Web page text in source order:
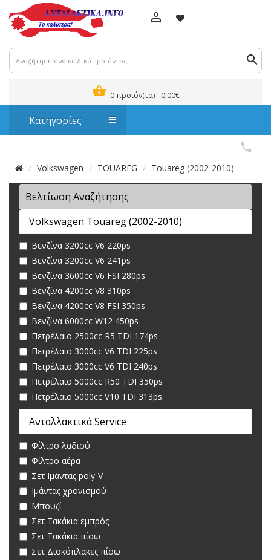
0 προϊόν(τα) - 0,00€
Κατηγορίες
Volkswagen TOUAREG Touareg (2002-2010)
Βελτίωση Αναζήτησης
Volkswagen Touareg (2002-2010)
Βενζίνα 3200cc V6 220ps
Βενζίνα 3200cc V6 241ps
Βενζίνα 3600cc V6 FSI 280ps
Βενζίνα 4200cc V8 310ps
Βενζίνα 4200cc V8 FSI 350ps
Βενζίνα 6000cc W12 450ps
Πετρέλαιο 2500cc R5 TDI 174ps
Πετρέλαιο 3000cc V6 TDI 225ps
Πετρέλαιο 3000cc V6 TDI 240ps
Πετρέλαιο 5000cc R50 TDI 350ps
Πετρέλαιο 5000cc V10 TDI 313ps
Ανταλλακτικά Service
Φίλτρο λαδιού
Φίλτρο αέρα
Σετ Ιμάντας poly-V
Ιμάντας χρονισμού
Μπουζί
Σετ Τακάκια εμπρός
Σετ Τακάκια πίσω
Σετ Δισκόπλακες πίσω